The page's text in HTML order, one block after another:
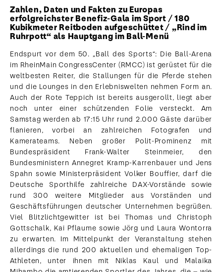
Zahlen, Daten und Fakten zu Europas
erfolgreichster Benefiz-Gala im Sport / 180
Kubikmeter Reitboden aufgeschüttet / „Rind im
Ruhrpott“ als Hauptgang im Ball-Menü
Endspurt vor dem 50. „Ball des Sports“: Die Ball-Arena
im RheinMain CongressCenter (RMCC) ist gerüstet für die
weltbesten Reiter, die Stallungen für die Pferde stehen
und die Lounges in den Erlebniswelten nehmen Form an.
Auch der Rote Teppich ist bereits ausgerollt, liegt aber
noch unter einer schützenden Folie versteckt. Am
Samstag werden ab 17:15 Uhr rund 2.000 Gäste darüber
flanieren, vorbei an zahlreichen Fotografen und
Kamerateams. Neben großer Polit-Prominenz mit
Bundespräsident Frank-Walter Steinmeier, den
Bundesministern Annegret Kramp-Karrenbauer und Jens
Spahn sowie Ministerpräsident Volker Bouffier, darf die
Deutsche Sporthilfe zahlreiche DAX-Vorstände sowie
rund 300 weitere Mitglieder aus Vorständen und
Geschäftsführungen deutscher Unternehmen begrüßen.
Viel Blitzlichtgewitter ist bei Thomas und Christoph
Gottschalk, Kai Pflaume sowie Jörg und Laura Wontorra
zu erwarten. Im Mittelpunkt der Veranstaltung stehen
allerdings die rund 200 aktuellen und ehemaligen Top-
Athleten, unter ihnen mit Niklas Kaul und Malaika